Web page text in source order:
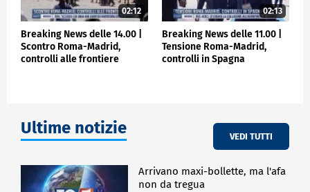
02:12
Breaking News delle 14.00 |
Scontro Roma-Madrid,
controlli alle frontiere
02:13
Breaking News delle 11.00 |
Tensione Roma-Madrid,
controlli in Spagna
Ultime notizie VEDI TUTTI
Arrivano maxi-bollette, ma l'afa
non da tregua